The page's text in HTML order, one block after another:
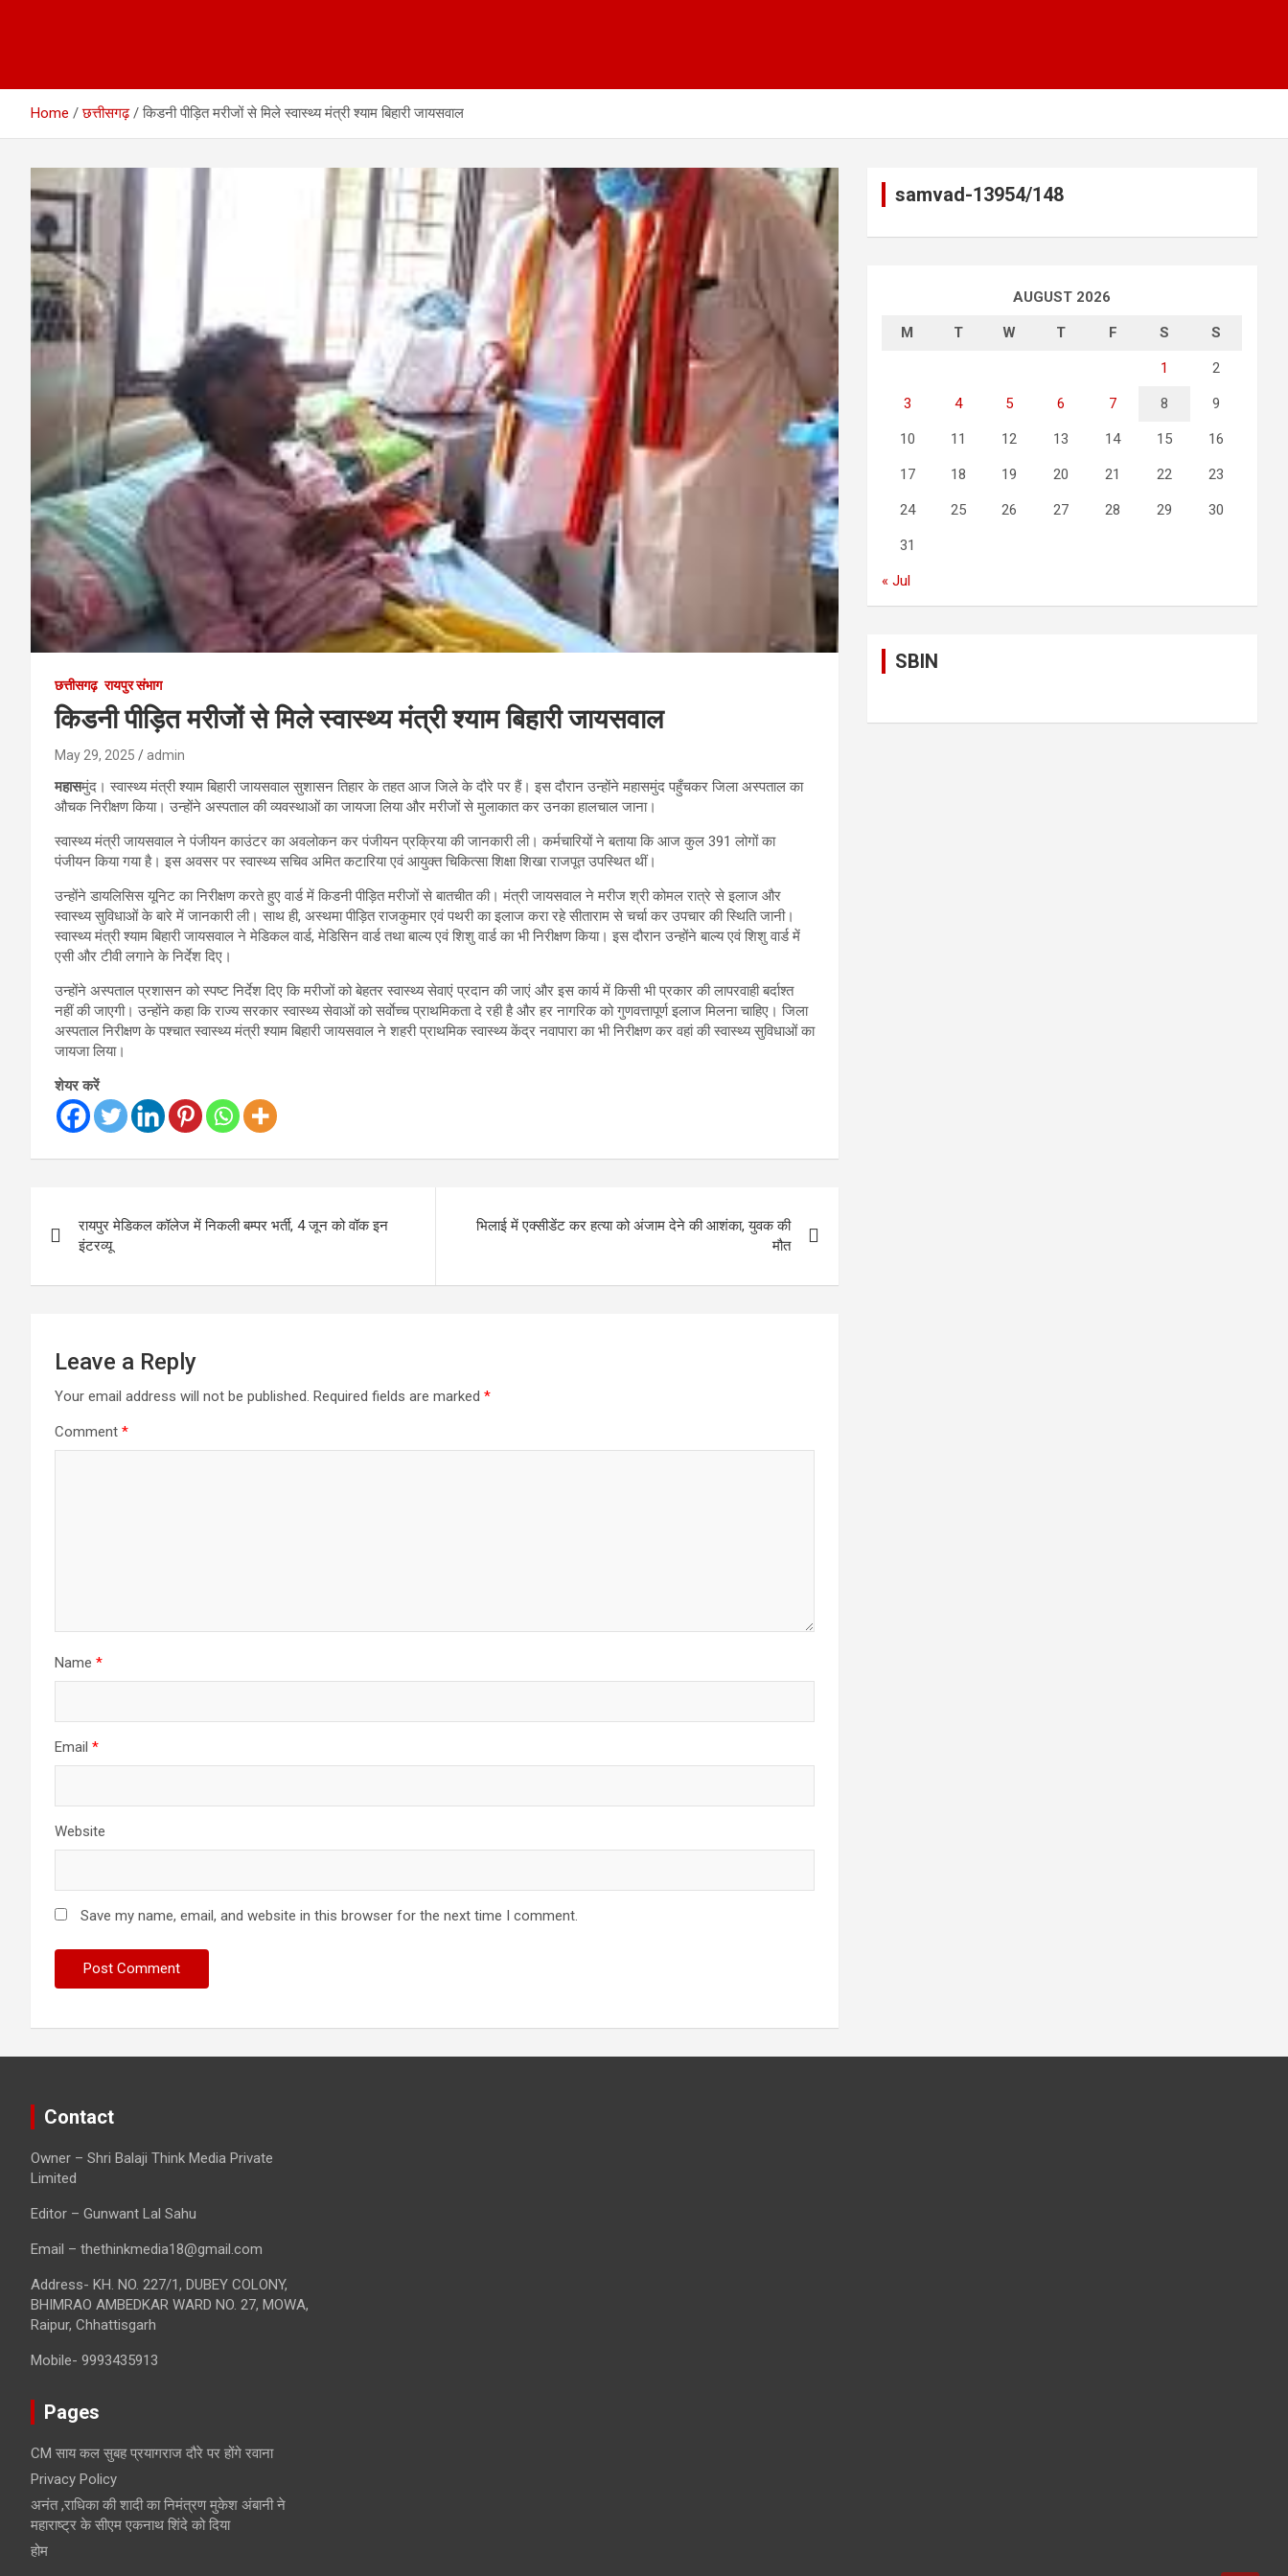
Home छत्तीसगढ़ किडनी पीड़ित मरीजों से मिले स्वास्थ्य मंत्री श्याम बिहारी जायसवाल
छत्तीसगढ़ रायपुर संभाग
किडनी पीड़ित मरीजों से मिले स्वास्थ्य मंत्री श्याम बिहारी जायसवाल
May 29, 2025 admin
महासमुंद। स्वास्थ्य मंत्री श्याम बिहारी जायसवाल सुशासन तिहार के तहत आज जिले के दौरे पर हैं। इस दौरान उन्होंने महासमुंद पहुँचकर जिला अस्पताल का
औचक निरीक्षण किया। उन्होंने अस्पताल की व्यवस्थाओं का जायजा लिया और मरीजों से मुलाकात कर उनका हालचाल जाना।
स्वास्थ्य मंत्री जायसवाल ने पंजीयन काउंटर का अवलोकन कर पंजीयन प्रक्रिया की जानकारी ली। कर्मचारियों ने बताया कि आज कुल 391 लोगों का
पंजीयन किया गया है। इस अवसर पर स्वास्थ्य सचिव अमित कटारिया एवं आयुक्त चिकित्सा शिक्षा शिखा राजपूत उपस्थित थीं।
उन्होंने डायलिसिस यूनिट का निरीक्षण करते हुए वार्ड में किडनी पीड़ित मरीजों से बातचीत की। मंत्री जायसवाल ने मरीज श्री कोमल रात्रे से इलाज और
स्वास्थ्य सुविधाओं के बारे में जानकारी ली। साथ ही, अस्थमा पीड़ित राजकुमार एवं पथरी का इलाज करा रहे सीताराम से चर्चा कर उपचार की स्थिति जानी।
स्वास्थ्य मंत्री श्याम बिहारी जायसवाल ने मेडिकल वार्ड, मेडिसिन वार्ड तथा बाल्य एवं शिशु वार्ड का भी निरीक्षण किया। इस दौरान उन्होंने बाल्य एवं शिशु वार्ड में
एसी और टीवी लगाने के निर्देश दिए।
उन्होंने अस्पताल प्रशासन को स्पष्ट निर्देश दिए कि मरीजों को बेहतर स्वास्थ्य सेवाएं प्रदान की जाएं और इस कार्य में किसी भी प्रकार की लापरवाही बर्दाश्त
नहीं की जाएगी। उन्होंने कहा कि राज्य सरकार स्वास्थ्य सेवाओं को सर्वाेच्च प्राथमिकता दे रही है और हर नागरिक को गुणवत्तापूर्ण इलाज मिलना चाहिए। जिला
अस्पताल निरीक्षण के पश्चात स्वास्थ्य मंत्री श्याम बिहारी जायसवाल ने शहरी प्राथमिक स्वास्थ्य केंद्र नवापारा का भी निरीक्षण कर वहां की स्वास्थ्य सुविधाओं का
जायजा लिया।
शेयर करें
navigation
रायपुर मेडिकल कॉलेज में निकली बम्पर भर्ती, 4 जून को वॉक इन
इंटरव्यू
भिलाई में एक्सीडेंट कर हत्या को अंजाम देने की आशंका, युवक की
मौत
Leave a Reply
Your email address will not be published. Required fields are marked *
Comment *
Name *
Email *
Website
Save my name, email, and website in this browser for the next time I comment.
samvad-13954/148
AUGUST 2026
M T W T F S S
1 2
3 4 5 6 7 8 9
10 11 12 13 14 15 16
17 18 19 20 21 22 23
24 25 26 27 28 29 30
31
« Jul
SBIN
Contact
Owner – Shri Balaji Think Media Private
Limited
Editor – Gunwant Lal Sahu
Email – thethinkmedia18@gmail.com
Address- KH. NO. 227/1, DUBEY COLONY,
BHIMRAO AMBEDKAR WARD NO. 27, MOWA,
Raipur, Chhattisgarh
Mobile- 9993435913
Pages
CM साय कल सुबह प्रयागराज दौरे पर होंगे रवाना
Privacy Policy
अनंत ,राधिका की शादी का निमंत्रण मुकेश अंबानी ने
महाराष्ट्र के सीएम एकनाथ शिंदे को दिया
होम